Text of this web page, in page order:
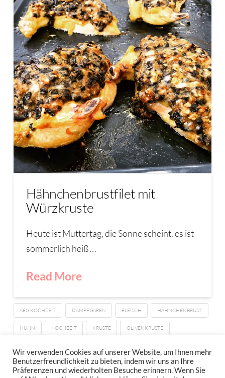
Hähnchenbrustfilet mit
Würzkruste
Heute ist Muttertag, die Sonne scheint, es ist
sommerlich heiß …
Read More
AEG KOCHZEIT DAMPFGAREN FLEISCH HÄHNCHENBRUST
HUHN KOCHZEIT KRUSTE OLIVENKRUSTE
Wir verwenden Cookies auf unserer Website, um Ihnen mehr
Benutzerfreundlichkeit zu bieten, indem wir uns an Ihre
Präferenzen und wiederholten Besuche erinnern. Wenn Sie